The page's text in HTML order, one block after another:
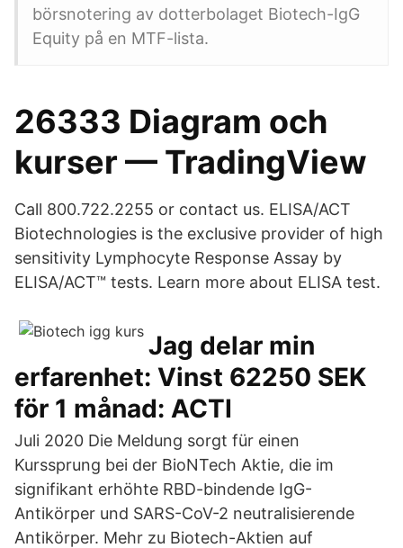
börsnotering av dotterbolaget Biotech-IgG
Equity på en MTF-lista.
26333 Diagram och
kurser — TradingView
Call 800.722.2255 or contact us. ELISA/ACT
Biotechnologies is the exclusive provider of high
sensitivity Lymphocyte Response Assay by
ELISA/ACT™ tests. Learn more about ELISA test.
Jag delar min
erfarenhet: Vinst 62250 SEK
för 1 månad: ACTI
Juli 2020 Die Meldung sorgt für einen
Kurssprung bei der BioNTech Aktie, die im
signifikant erhöhte RBD-bindende IgG-
Antikörper und SARS-CoV-2 neutralisierende
Antikörper. Mehr zu Biotech-Aktien auf